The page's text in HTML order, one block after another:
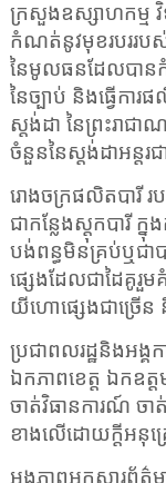
ក្រសួងឧស្សាហកម្ម វិទ្
កំណត់នូវមុខរបររ
នៃមូលធនដែលបាន
នៃច្បាប់ និងធ្វើក
ស្តង់ដា នៃព្រះរា
ចំនួននៃស្តង់ដាអន្តរ
រោងចក្រផលិតបារី រ
ជាកន្លែងស្តុកបារី
បង់ពន្ធមិនគ្រប់ឬជា
ផ្សេងដែលជាដៃគូរួម
យីហោផ្សេងជាច្រើន
ប្រជាពលរដ្ឋនិងអង្
ឯកភាពខេត្ត ឯកឧត្
ចាត់វិធានការណ៍ ចា
ខាងលើដោយក្តីអនុគ្
អង្គភាពអ្នកសារ